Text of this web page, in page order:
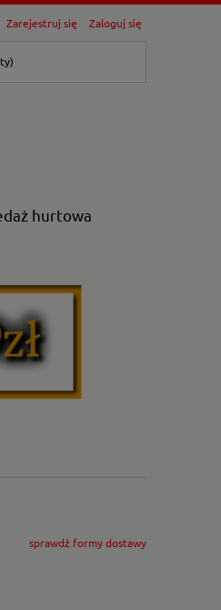
Zarejestruj się Zaloguj się
hurtowa
sprawdź formy dostawy